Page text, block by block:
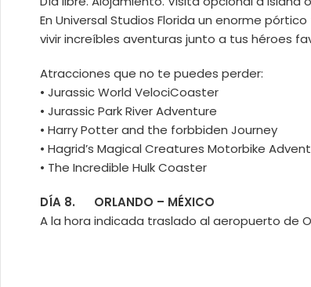
En Universal Studios Florida un enorme
vivir increíbles aventuras junto a tus héroes
Atracciones que no te puedes perder:
• Jurassic World VelociCoaster
• Jurassic Park River Adventure
• Harry Potter and the forbbiden Journey
• Hagrid’s Magical Creatures Motorbike
• The Incredible Hulk Coaster
DÍA 8. ORLANDO – MÉXICO
A la hora indicada traslado al aeropuerto de